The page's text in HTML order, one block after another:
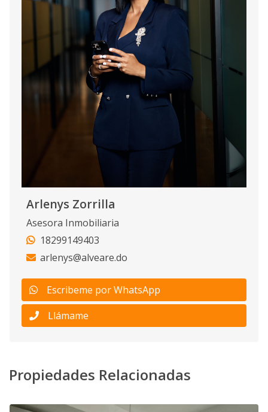
Arlenys Zorrilla
Asesora Inmobiliaria
18299149403
arlenys@alveare.do
Escribeme por WhatsApp
Llámame
Propiedades Relacionadas